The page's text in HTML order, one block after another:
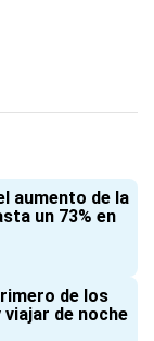
aumento de la
un 73% en
de los
de noche